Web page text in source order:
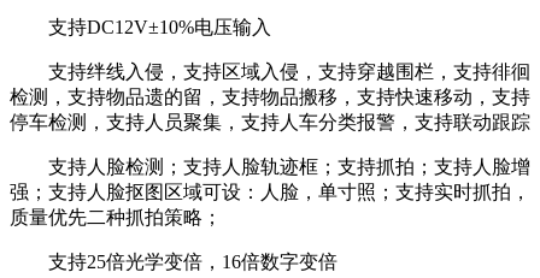
支持DC12V±10%电压输入
支持绊线入侵，支持区域入侵，支持穿越围栏，支持徘徊
检测，支持物品遗的留，支持物品搬移，支持快速移动，支持
停车检测，支持人员聚集，支持人车分类报警，支持联动跟踪
支持人脸检测；支持人脸轨迹框；支持抓拍；支持人脸增
强；支持人脸抠图区域可设：人脸，单寸照；支持实时抓拍，
质量优先二种抓拍策略；
支持25倍光学变倍，16倍数字变倍